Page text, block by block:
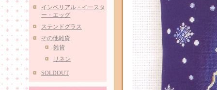
インペリアル・イースタ
ー・エッグ
ステンドグラス
その他雑貨
雑貨
リネン
SOLDOUT